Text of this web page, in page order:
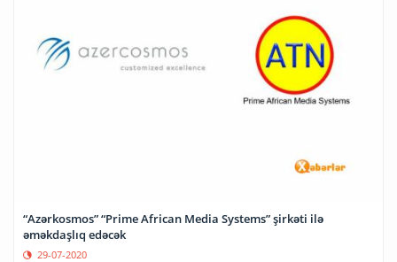
“Azərkosmos” “Prime African Media Systems” şirkəti ilə
əməkdaşlıq edəcək
29-07-2020